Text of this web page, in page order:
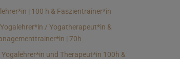
| 100 h & Faszientrainer*in
/ Yogatherapeut*in &
| 70h
Yogalehrer*in und Therapeut*in 100h &